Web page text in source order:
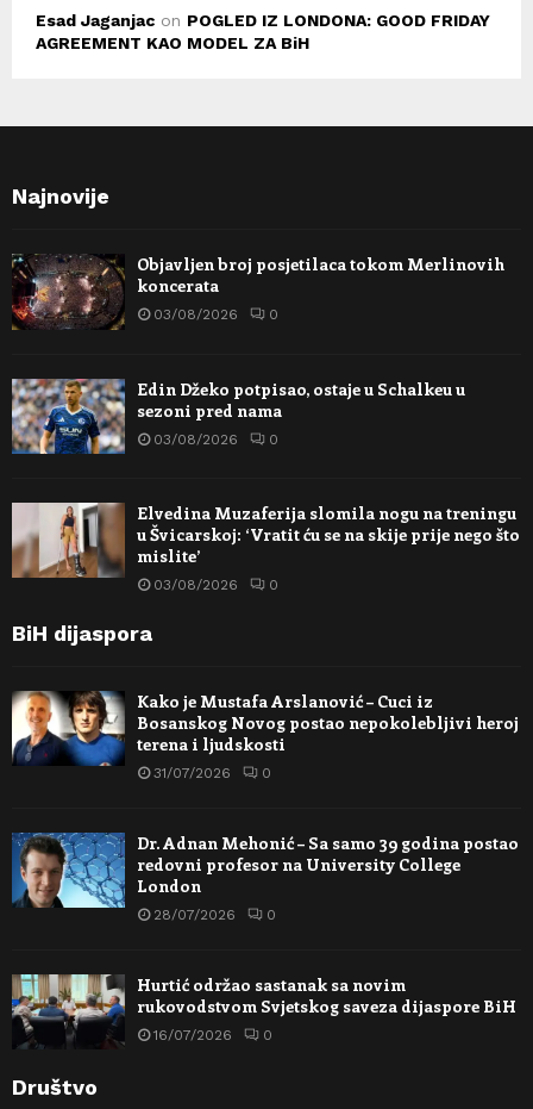
Esad Jaganjac on POGLED IZ LONDONA: GOOD FRIDAY
AGREEMENT KAO MODEL ZA BiH
Najnovije
Objavljen broj posjetilaca tokom Merlinovih
koncerata
03/08/2026 0
Edin Džeko potpisao, ostaje u Schalkeu u
sezoni pred nama
03/08/2026 0
Elvedina Muzaferija slomila nogu na treningu
u Švicarskoj: ‘Vratit ću se na skije prije nego što
mislite’
03/08/2026 0
BiH dijaspora
Kako je Mustafa Arslanović – Cuci iz
Bosanskog Novog postao nepokolebljivi heroj
terena i ljudskosti
31/07/2026 0
Dr. Adnan Mehonić – Sa samo 39 godina postao
redovni profesor na University College
London
28/07/2026 0
Hurtić održao sastanak sa novim
rukovodstvom Svjetskog saveza dijaspore BiH
16/07/2026 0
Društvo